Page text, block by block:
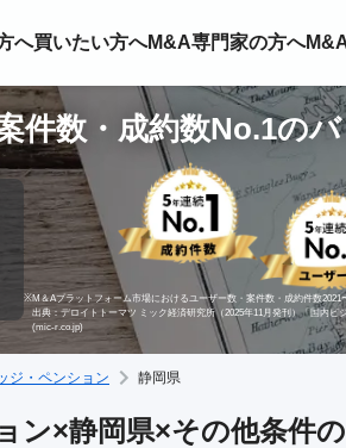
へ買いたい方へM&A専門家の方へ
件数・成約数No.1の
※M＆Aプラットフォーム市場におけるユーザー数・案件数・成約件数2021
出典：デロイトトーマツ ミック経済研究所（2025年11月発刊）「国内
(mic-r.co.jp)
ジ・ペンション 静岡県
ン×静岡県×その他条件